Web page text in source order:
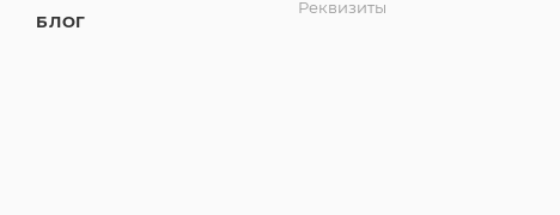
БЛОГ
Реквизиты